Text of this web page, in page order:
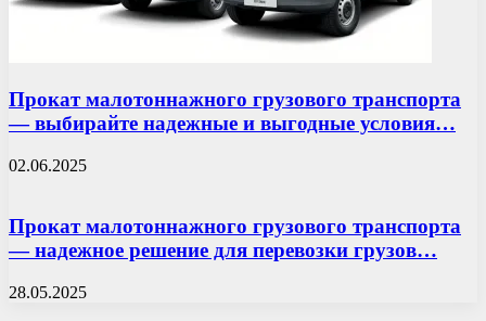
Прокат малотоннажного грузового транспорта
— выбирайте надежные и выгодные условия…
02.06.2025
Прокат малотоннажного грузового транспорта
— надежное решение для перевозки грузов…
28.05.2025